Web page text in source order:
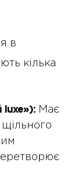
в
кілька
luxe»): Має
щільного